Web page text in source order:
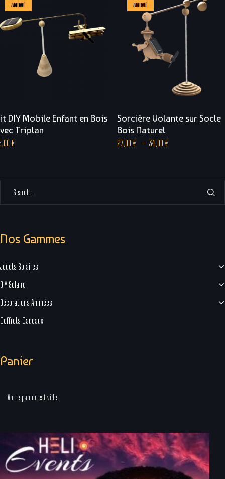
à
36,00 €
35,00 €
ANIMÉ
DIY Mobile Enfant en Bois
Triplan
€
ANIMÉ
Sorcière Volante sur Socle
Bois Naturel
27,00 € – 34,00 €
Nos Gammes
Jouets Solaires
DIY Solaire
Décorations Animées
Coffrets Cadeaux
Panier
Votre panier est vide.